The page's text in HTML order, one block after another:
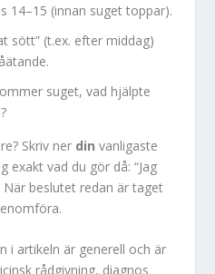
14–15 (innan suget toppar).
sött” (t.ex. efter middag)
suget, vad hjälpte
Skriv ner din vanligaste
exakt vad du gör då: “Jag
beslutet redan är taget
i artikeln är generell och är
rådgivning, diagnos